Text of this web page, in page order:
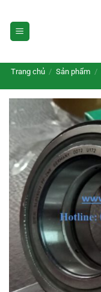
qua
nội
Trang chủ / Sản phẩm /